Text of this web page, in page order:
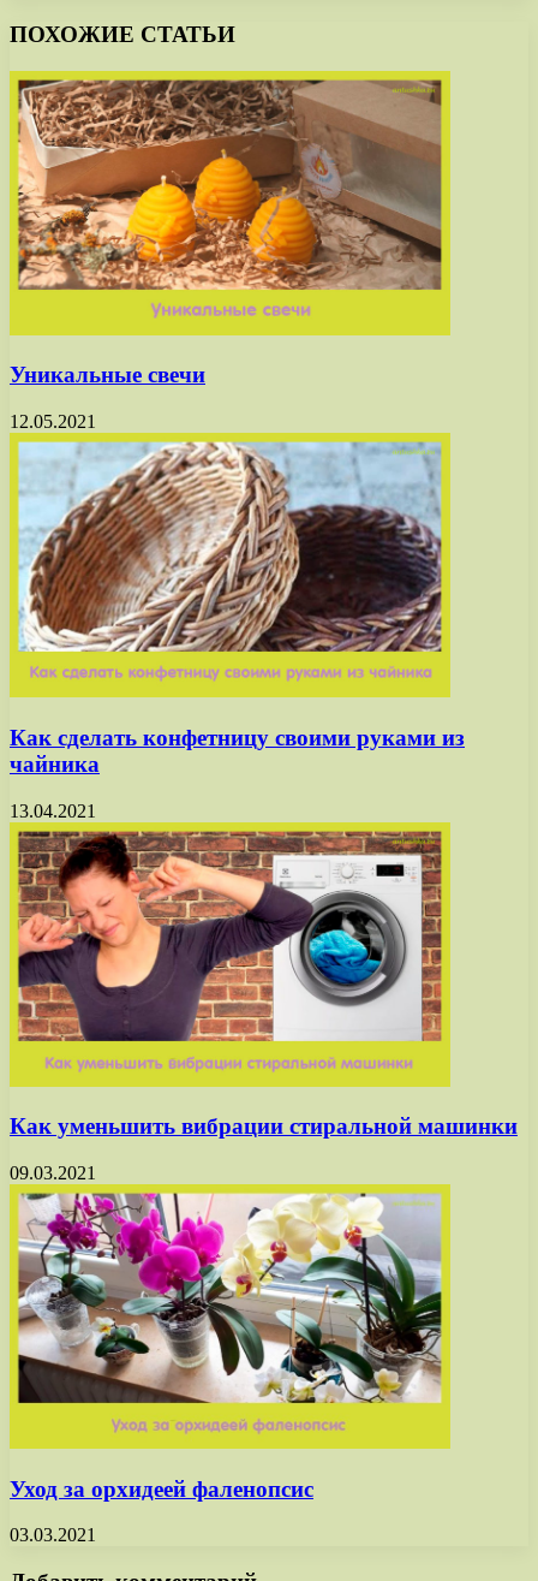
ПОХОЖИЕ СТАТЬИ
Уникальные свечи
12.05.2021
Как сделать конфетницу своими руками из
чайника
13.04.2021
Как уменьшить вибрации стиральной машинки
09.03.2021
Уход за орхидеей фаленопсис
03.03.2021